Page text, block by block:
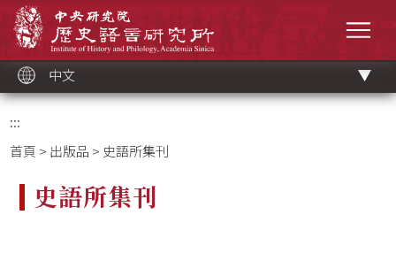
中文
:::
首頁 > 出版品 > 史語所集刊
史語所集刊